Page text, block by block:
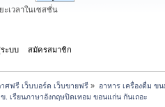
ะเวลาในเซสชั่น
ะบบ สมัครสมาชิก
ศฟรี เว็บบอร์ด เว็บขายฟรี » อาหาร เครื่องดื่ม ข
. เรียนภาษาอังกฤษปิดเทอม ขอนแก่น กันเถอะ